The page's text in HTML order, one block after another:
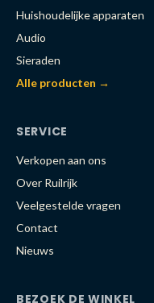
Huishoudelijke apparaten
Audio
Sieraden
Alle producten →
SERVICE
Verkopen aan ons
Over Ruilrijk
Veelgestelde vragen
Contact
Nieuws
BEZOEK DE WINKEL